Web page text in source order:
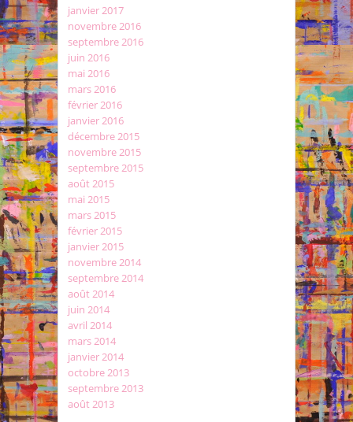
janvier 2017
novembre 2016
septembre 2016
juin 2016
mai 2016
mars 2016
février 2016
janvier 2016
décembre 2015
novembre 2015
septembre 2015
août 2015
mai 2015
mars 2015
février 2015
janvier 2015
novembre 2014
septembre 2014
août 2014
juin 2014
avril 2014
mars 2014
janvier 2014
octobre 2013
septembre 2013
août 2013